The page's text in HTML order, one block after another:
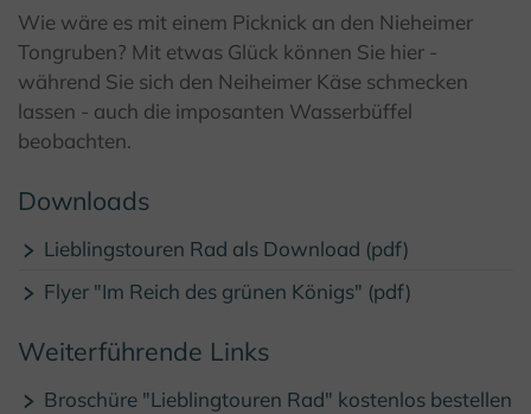
© F. Grawe, Kulturland Kreis Höxter
Wie wäre es mit einem Picknick an den Nieheimer
Tongruben? Mit etwas Glück können Sie hier -
während Sie sich den Neiheimer Käse schmecken
lassen - auch die imposanten Wasserbüffel
beobachten.
Downloads
Lieblingstouren Rad als Download (pdf)
Flyer "Im Reich des grünen Königs" (pdf)
Weiterführende Links
Broschüre "Lieblingtouren Rad" kostenlos bestellen